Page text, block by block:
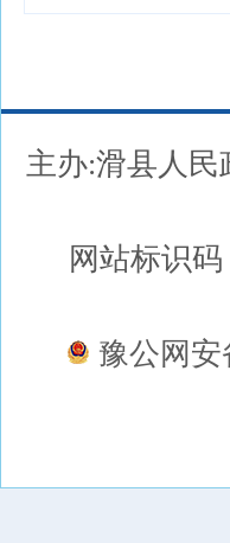
主办:滑县人民
网站标识码
豫公网安